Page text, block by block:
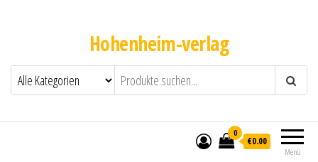
Hohenheim-verlag
Menü
0
€0.00